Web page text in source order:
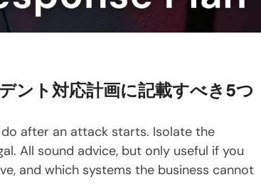
ント対応計画に記載すべき5つ
after an attack starts. Isolate the
All sound advice, but only useful if you
and which systems the business cannot